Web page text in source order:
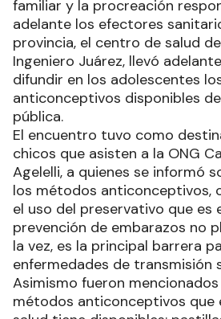
familiar y la procreación
adelante los efectores
provincia, el centro de salud
Ingeniero Juárez, llevó
difundir en los adolescentes
anticonceptivos disponibles
pública.
El encuentro tuvo como
chicos que asisten a la ONG
Agelelli, a quienes se informó
los métodos anticonceptivos,
el uso del preservativo que es
prevención de embarazos no
la vez, es la principal barrera
enfermedades de transmisión
Asimismo fueron
métodos anticonceptivos que